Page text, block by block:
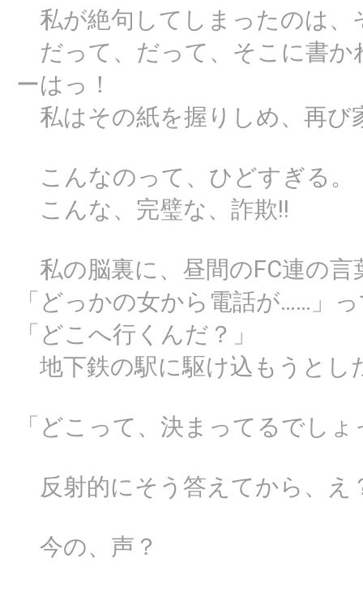
私が絶句してしまったのは、
だって、だって、そこに書か
ーはっ！
私はその紙を握りしめ、再び
こんなのって、ひどすぎる。
こんな、完璧な、詐欺!!
私の脳裏に、昼間のFC連の言
「どっかの女から電話が……」
「どこへ行くんだ？」
地下鉄の駅に駆け込もうとし
「どこって、決まってるでしょ
反射的にそう答えてから、
今の、声？